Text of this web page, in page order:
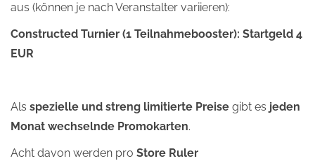
aus (können je nach Veranstalter variieren):
Constructed Turnier (1 Teilnahmebooster): Startgeld 4
EUR
Als spezielle und streng limitierte Preise gibt es jeden
Monat wechselnde Promokarten.
Acht davon werden pro Store Ruler